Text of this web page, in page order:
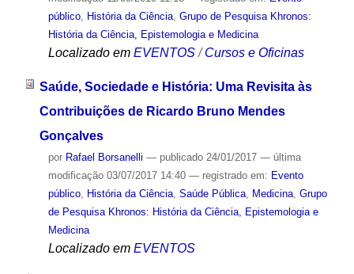
público, História da Ciência, Grupo de Pesquisa Khronos:
História da Ciência, Epistemologia e Medicina
Localizado em EVENTOS /Cursos e Oficinas
Saúde, Sociedade e História: Uma Revisita às
Contribuições de Ricardo Bruno Mendes
Gonçalves
por Rafael Borsanelli — publicado24/01/2017 — última
modificação03/07/2017 14:40 — registrado em: Evento
público, História da Ciência, Saúde Pública, Medicina, Grupo
de Pesquisa Khronos: História da Ciência, Epistemologia e
Medicina
Localizado em EVENTOS